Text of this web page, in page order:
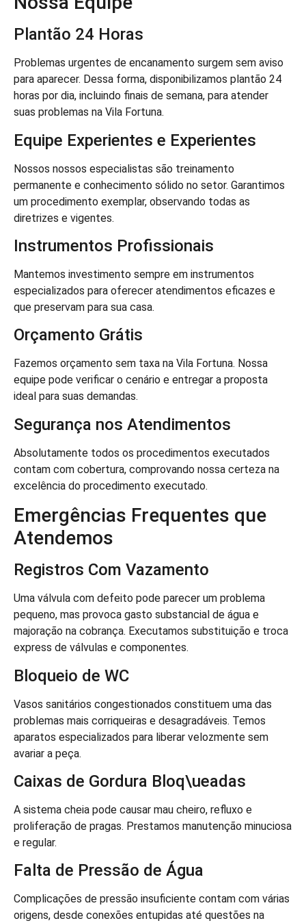
Plantão 24 Horas
Problemas urgentes de encanamento surgem sem aviso
para aparecer. Dessa forma, disponibilizamos plantão 24
horas por dia, incluindo finais de semana, para atender
suas problemas na Vila Fortuna.
Equipe Experientes e Experientes
Nossos nossos especialistas são treinamento
permanente e conhecimento sólido no setor. Garantimos
um procedimento exemplar, observando todas as
diretrizes e vigentes.
Instrumentos Profissionais
Mantemos investimento sempre em instrumentos
especializados para oferecer atendimentos eficazes e
que preservam para sua casa.
Orçamento Grátis
Fazemos orçamento sem taxa na Vila Fortuna. Nossa
equipe pode verificar o cenário e entregar a proposta
ideal para suas demandas.
Segurança nos Atendimentos
Absolutamente todos os procedimentos executados
contam com cobertura, comprovando nossa certeza na
excelência do procedimento executado.
Emergências Frequentes que
Atendemos
Registros Com Vazamento
Uma válvula com defeito pode parecer um problema
pequeno, mas provoca gasto substancial de água e
majoração na cobrança. Executamos substituição e troca
express de válvulas e componentes.
Bloqueio de WC
Vasos sanitários congestionados constituem uma das
problemas mais corriqueiras e desagradáveis. Temos
aparatos especializados para liberar velozmente sem
avariar a peça.
Caixas de Gordura Bloq\ueadas
A sistema cheia pode causar mau cheiro, refluxo e
proliferação de pragas. Prestamos manutenção minuciosa
e regular.
Falta de Pressão de Água
Complicações de pressão insuficiente contam com várias
origens, desde conexões entupidas até questões na